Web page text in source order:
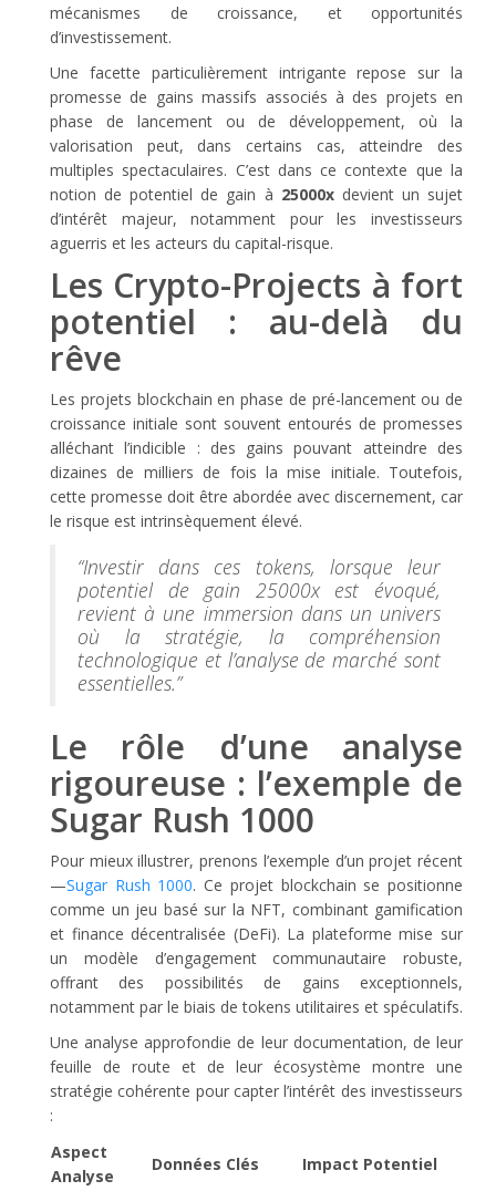
mécanismes de croissance, et opportunités
d’investissement.
Une facette particulièrement intrigante repose sur la
promesse de gains massifs associés à des projets en
phase de lancement ou de développement, où la
valorisation peut, dans certains cas, atteindre des
multiples spectaculaires. C’est dans ce contexte que la
notion de potentiel de gain à 25000xdevient un sujet
d’intérêt majeur, notamment pour les investisseurs
aguerris et les acteurs du capital-risque.
Les Crypto-Projects à fort
potentiel : au-delà du
rêve
Les projets blockchain en phase de pré-lancement ou de
croissance initiale sont souvent entourés de promesses
alléchant l’indicible : des gains pouvant atteindre des
dizaines de milliers de fois la mise initiale. Toutefois,
cette promesse doit être abordée avec discernement, car
le risque est intrinsèquement élevé.
“Investir dans ces tokens, lorsque leur
potentiel de gain 25000x est évoqué,
revient à une immersion dans un univers
où la stratégie, la compréhension
technologique et l’analyse de marché sont
essentielles.”
Le rôle d’une analyse
rigoureuse : l’exemple de
Sugar Rush 1000
Pour mieux illustrer, prenons l’exemple d’un projet récent
—Sugar Rush 1000. Ce projet blockchain se positionne
comme un jeu basé sur la NFT, combinant gamification
et finance décentralisée (DeFi). La plateforme mise sur
un modèle d’engagement communautaire robuste,
offrant des possibilités de gains exceptionnels,
notamment par le biais de tokens utilitaires et spéculatifs.
Une analyse approfondie de leur documentation, de leur
feuille de route et de leur écosystème montre une
stratégie cohérente pour capter l’intérêt des investisseurs
:
Aspect
Analyse
Données Clés Impact Potentiel